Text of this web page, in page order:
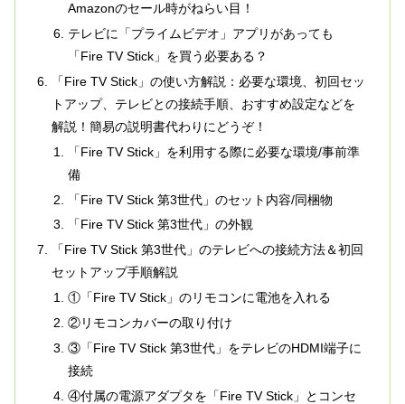
Amazonのセール時がねらい目！
テレビに「プライムビデオ」アプリがあっても
「Fire TV Stick」を買う必要ある？
「Fire TV Stick」の使い方解説：必要な環境、初回セッ
トアップ、テレビとの接続手順、おすすめ設定などを
解説！簡易の説明書代わりにどうぞ！
「Fire TV Stick」を利用する際に必要な環境/事前準
備
「Fire TV Stick 第3世代」のセット内容/同梱物
「Fire TV Stick 第3世代」の外観
「Fire TV Stick 第3世代」のテレビへの接続方法＆初回
セットアップ手順解説
①「Fire TV Stick」のリモコンに電池を入れる
②リモコンカバーの取り付け
③「Fire TV Stick 第3世代」をテレビのHDMI端子に
接続
④付属の電源アダプタを「Fire TV Stick」とコンセ